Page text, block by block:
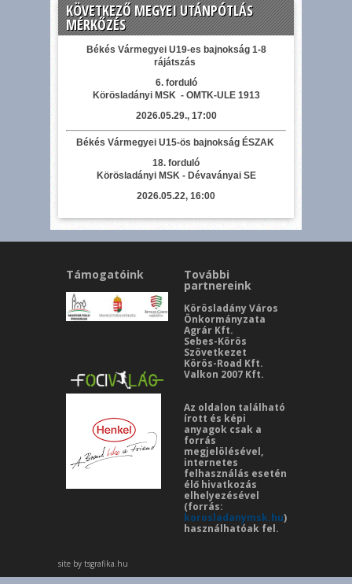
KÖVETKEZŐ MEGYEI UTÁNPÓTLÁS
MÉRKŐZÉS
Békés Vármegyei U19-es bajnokság 1-8
rájátszás
6. forduló
Körösladányi MSK - OMTK-ULE 1913
2026.05.29., 17:00
Békés Vármegyei U15-ös bajnokság ÉSZAK
18. forduló
Körösladányi MSK - Dévaványai SE
2026.05.22, 16:00
Támogatóink További
partnereink
Körösladány Város
Önkormányzata
Agrár Kft.
Sebes-Körös
Szövetkezet
Körös-Road Kft.
Valkon 2007 Kft.
Az oldalon található
írott és képi
anyagok csak a
forrás
megjelölésével,
internetes
felhasználás esetén
élő hivatkozás
elhelyezésével
(forrás:
korosladanymsk.hu)
használhatóak fel.
site by tsgrafika.hu